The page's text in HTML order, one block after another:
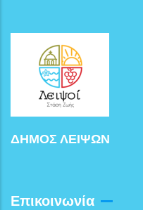
ΔΗΜΟΣ ΛΕΙΨΩΝ
Επικοινωνία